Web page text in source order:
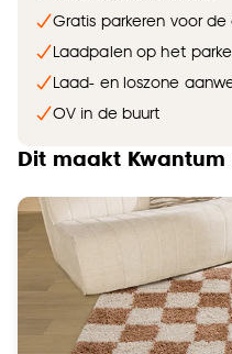
Gratis parkeren voor de
Laadpalen op het
Laad- en loszone
OV in de buurt
Dit maakt Kwantum